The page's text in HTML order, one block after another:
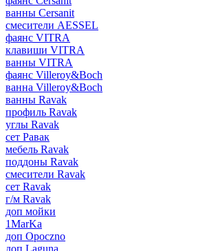
ванны Cersanit
смесители AESSEL
фаянс VITRA
клавиши VITRA
ванны VITRA
фаянс Villeroy&Boch
ванна Villeroy&Boch
ванны Ravak
профиль Ravak
углы Ravak
сет Равак
мебель Ravak
поддоны Ravak
смесители Ravak
сет Ravak
г/м Ravak
доп мойки
1MarKa
доп Opoczno
доп Laguna